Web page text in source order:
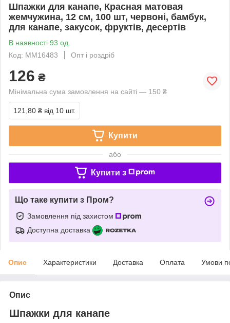
Шпажки для канапе, Красная матовая
жемчужина, 12 см, 100 шт, червоні, бамбук,
для канапе, закусок, фруктів, десертів
В наявності 93 од.
Код: ММ16483
Опт і роздріб
126 ₴
Мінімальна сума замовлення на сайті — 150 ₴
121,80 ₴ від 10 шт.
Купити
або
Купити з
Що таке купити з Пром?
Замовлення під захистом
Доступна доставка
Опис Характеристики Доставка Оплата Умови
Опис
Шпажки для канапе